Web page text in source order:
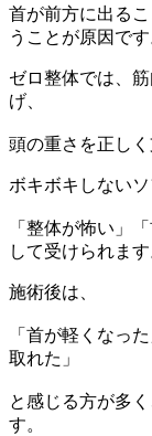
首が前方に出る
うことが原因です
ゼロ整体では、
げ、
頭の重さを正し
ボキボキしない
「整体が怖い」
して受けられます
施術後は、
「首が軽くなっ
取れた」
と感じる方が多く
す。